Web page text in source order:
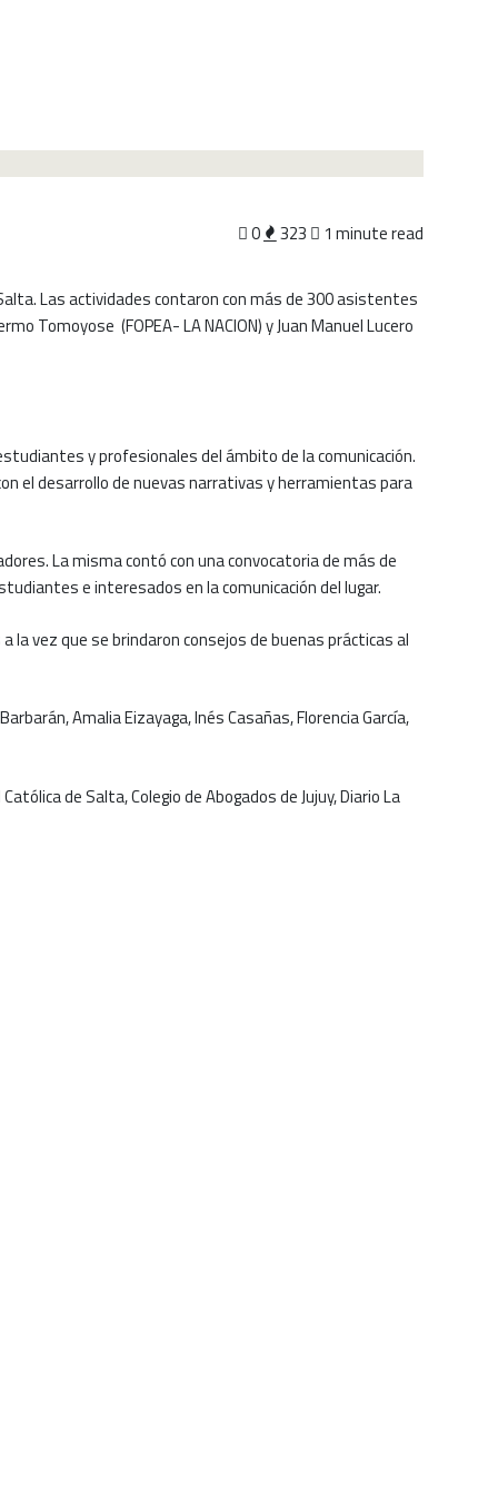
0 323
1 minute read
Las actividades contaron con más de 300 asistentes
Tomoyose (FOPEA- LA NACION) y Juan Manuel Lucero
y profesionales del ámbito de la comunicación.
el desarrollo de nuevas narrativas y herramientas para
La misma contó con una convocatoria de más de
e interesados en la comunicación del lugar.
vez que se brindaron consejos de buenas prácticas al
Amalia Eizayaga, Inés Casañas, Florencia García,
de Salta, Colegio de Abogados de Jujuy, Diario La